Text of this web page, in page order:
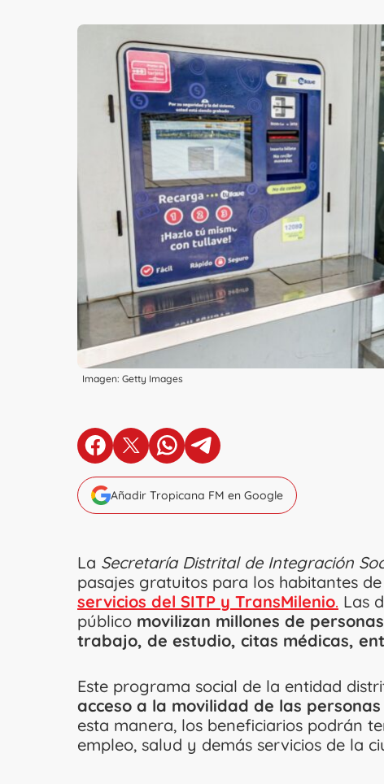
Imagen: Getty Images
en Facebook
en X en Whatsapp
en Telegram
Añadir Tropicana FM en Google
La Secretaría Distrital de Integración
pasajes gratuitos para los habitantes
servicios del SITP y TransMilenio. Las
público movilizan millones de
trabajo, de estudio, citas médicas,
Este programa social de la entidad
acceso a la movilidad de las
esta manera, los beneficiarios podrán
empleo, salud y demás servicios de la